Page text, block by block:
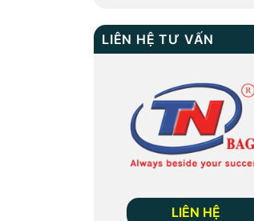
LIÊN HỆ TƯ VẤN
LIÊN HỆ